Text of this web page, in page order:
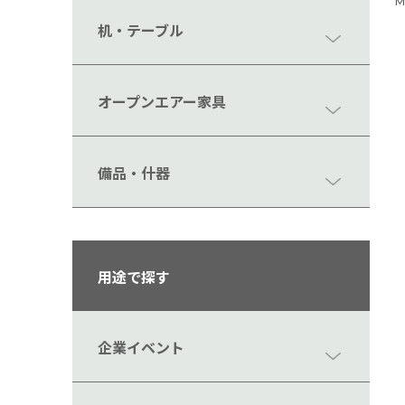
机・テーブル
オープンエアー家具
備品・什器
用途で探す
企業イベント